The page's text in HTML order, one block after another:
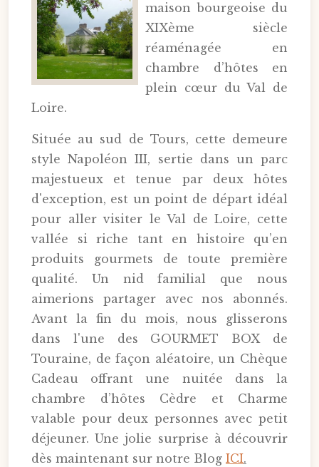
maison bourgeoise du
XIXème siècle
réaménagée en
chambre d’hôtes en
plein cœur du Val de
Loire.
Située au sud de Tours, cette demeure
style Napoléon III, sertie dans un parc
majestueux et tenue par deux hôtes
d'exception, est un point de départ idéal
pour aller visiter le Val de Loire, cette
vallée si riche tant en histoire qu’en
produits gourmets de toute première
qualité. Un nid familial que nous
aimerions partager avec nos abonnés.
Avant la fin du mois, nous glisserons
dans l'une des GOURMET BOX de
Touraine, de façon aléatoire, un Chèque
Cadeau offrant une nuitée dans la
chambre d’hôtes Cèdre et Charme
valable pour deux personnes avec petit
déjeuner. Une jolie surprise à découvrir
dès maintenant sur notre Blog ICI.